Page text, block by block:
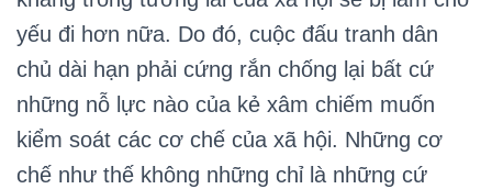
yếu đi hơn nữa. Do đó, cuộc đấu tranh dân
chủ dài hạn phải cứng rắn chống lại bất cứ
những nỗ lực nào của kẻ xâm chiếm muốn
kiểm soát các cơ chế của xã hội. Những cơ
chế như thế không những chỉ là những cứ